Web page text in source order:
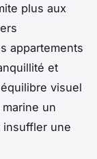
plus aux
appartements
et
visuel
un
une